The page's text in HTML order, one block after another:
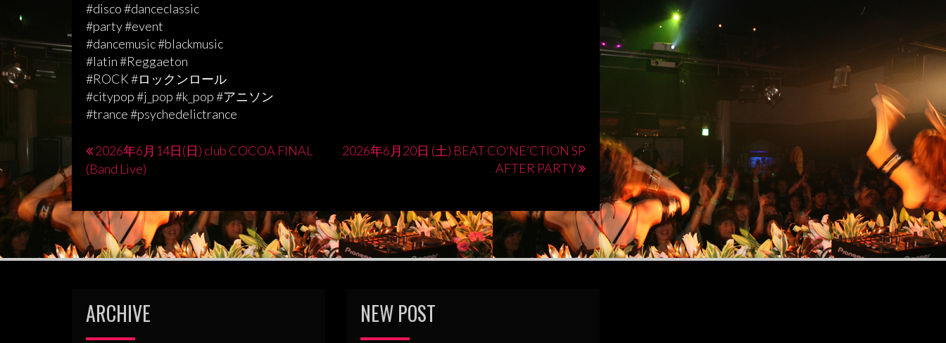
#disco #danceclassic
#party #event
#dancemusic #blackmusic
#latin #Reggaeton
#ROCK #ロックンロール
#citypop #j_pop #k_pop #アニソン
#trance #psychedelictrance
投
ナ
ビ
ゲ
シ
ョ
2026年6月14日(日) club COCOA FINAL
(Band Live)
2026年6月20日 (土) BEAT CO’NE’CTION SP
AFTER PARTY
ARCHIVE NEW POST